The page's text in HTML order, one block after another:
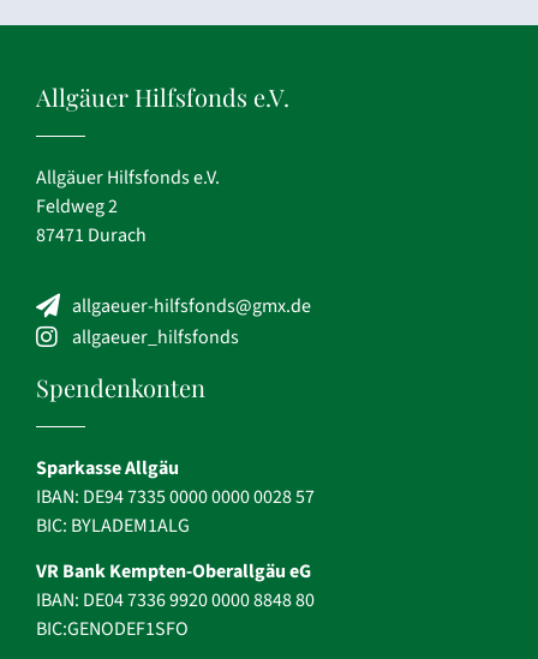
Allgäuer Hilfsfonds e.V.
Allgäuer Hilfsfonds e.V.
Feldweg 2
87471 Durach
allgaeuer-hilfsfonds@gmx.de
allgaeuer_hilfsfonds
Spendenkonten
Sparkasse Allgäu
IBAN: DE94 7335 0000 0000 0028 57
BIC: BYLADEM1ALG
VR Bank Kempten-Oberallgäu eG
IBAN: DE04 7336 9920 0000 8848 80
BIC:GENODEF1SFO